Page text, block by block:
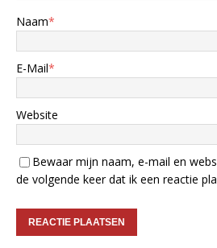
Naam*
E-Mail*
Website
Bewaar mijn naam, e-mail en
de volgende keer dat ik een reactie